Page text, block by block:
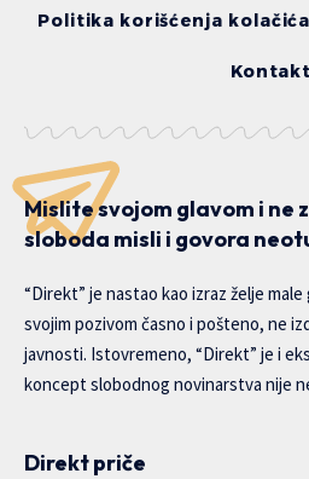
Politika korišćenja kolačića
Kontakt
Mislite svojom glavom i ne
sloboda misli i govora
“Direkt” je nastao kao izraz želje
svojim pozivom časno i pošteno, ne
javnosti. Istovremeno, “Direkt” je i
koncept slobodnog novinarstva nije
Direkt priče